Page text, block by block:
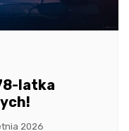
latka
2026